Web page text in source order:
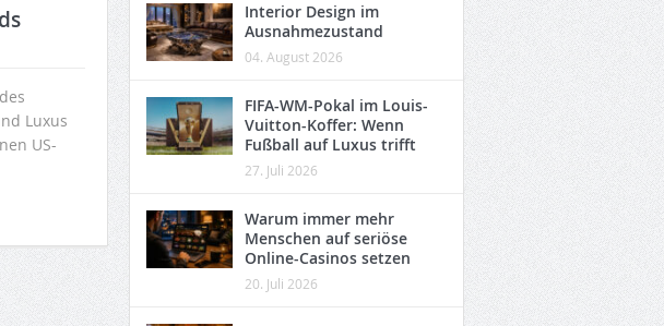
Luxus
US-
Interior Design im
Ausnahmezustand
04. August 2026
FIFA-WM-Pokal im Louis-
Vuitton-Koffer: Wenn
Fußball auf Luxus trifft
27. Juli 2026
Warum immer mehr
Menschen auf seriöse
Online-Casinos setzen
20. Juli 2026